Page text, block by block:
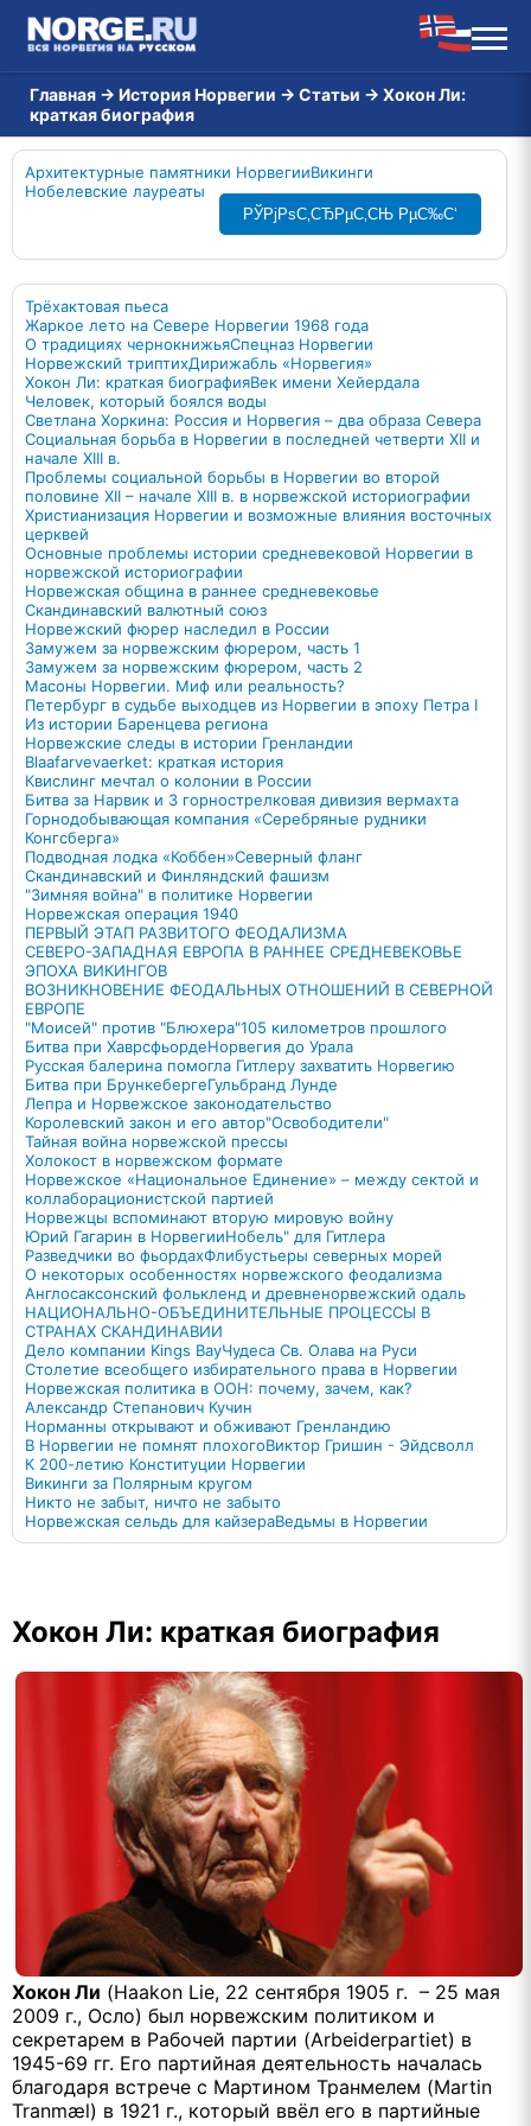
Главная → История Норвегии → Статьи → Хокон Ли:
краткая биография
Архитектурные памятники НорвегииВикинги
Нобелевские лауреаты
РЎРјРѕС‚СЂРµС‚СЊ РµС‰С‘
Трёхактовая пьеса
Жаркое лето на Севере Норвегии 1968 года
О традициях чернокнижьяСпецназ Норвегии
Норвежский триптихДирижабль «Норвегия»
Хокон Ли: краткая биографияВек имени Хейердала
Человек, который боялся воды
Светлана Хоркина: Россия и Норвегия – два образа Севера
Социальная борьба в Норвегии в последней четверти XII и
начале XIII в.
Проблемы социальной борьбы в Норвегии во второй
половине XII – начале XIII в. в норвежской историографии
Христианизация Норвегии и возможные влияния восточных
церквей
Основные проблемы истории средневековой Норвегии в
норвежской историографии
Норвежская община в раннее средневековье
Скандинавский валютный союз
Норвежский фюрер наследил в России
Замужем за норвежским фюрером, часть 1
Замужем за норвежским фюрером, часть 2
Масоны Норвегии. Миф или реальность?
Петербург в судьбе выходцев из Норвегии в эпоху Петра I
Из истории Баренцева региона
Норвежские следы в истории Гренландии
Blaafarvevaerket: краткая история
Квислинг мечтал о колонии в России
Битва за Нарвик и 3 горнострелковая дивизия вермахта
Горнодобывающая компания «Серебряные рудники
Конгсберга»
Подводная лодка «Коббен»Северный фланг
Скандинавский и Финляндский фашизм
"Зимняя война" в политике Норвегии
Норвежская операция 1940
ПЕРВЫЙ ЭТАП РАЗВИТОГО ФЕОДАЛИЗМА
СЕВЕРО-ЗАПАДНАЯ ЕВРОПА В РАННЕЕ СРЕДНЕВЕКОВЬЕ
ЭПОХА ВИКИНГОВ
ВОЗНИКНОВЕНИЕ ФЕОДАЛЬНЫХ ОТНОШЕНИЙ В СЕВЕРНОЙ
ЕВРОПЕ
"Моисей" против "Блюхера"105 километров прошлого
Битва при ХаврсфьордеНорвегия до Урала
Русская балерина помогла Гитлеру захватить Норвегию
Битва при БрункебергеГульбранд Лунде
Лепра и Норвежское законодательство
Королевский закон и его автор"Освободители"
Тайная война норвежской прессы
Холокост в норвежском формате
Норвежское «Национальное Единение» – между сектой и
коллаборационистской партией
Норвежцы вспоминают вторую мировую войну
Юрий Гагарин в НорвегииНобель" для Гитлера
Разведчики во фьордахФлибустьеры северных морей
О некоторых особенностях норвежского феодализма
Англосаксонский фолькленд и древненорвежский одаль
НАЦИОНАЛЬНО-ОБЪЕДИНИТЕЛЬНЫЕ ПРОЦЕССЫ В
СТРАНАХ СКАНДИНАВИИ
Дело компании Kings BayЧудеса Св. Олава на Руси
Столетие всеобщего избирательного права в Норвегии
Норвежская политика в ООН: почему, зачем, как?
Александр Степанович Кучин
Норманны открывают и обживают Гренландию
В Норвегии не помнят плохогоВиктор Гришин - Эйдсволл
К 200-летию Конституции Норвегии
Викинги за Полярным кругом
Никто не забыт, ничто не забыто
Норвежская сельдь для кайзераВедьмы в Норвегии
Хокон Ли: краткая биография
Хокон Ли (Haakon Lie, 22 сентября 1905 г. – 25 мая
2009 г., Осло) был норвежским политиком и
секретарем в Рабочей партии (Arbeiderpartiet) в
1945-69 гг. Его партийная деятельность началась
благодаря встрече с Мартином Транмелем (Martin
Tranmæl) в 1921 г., который ввёл его в партийные